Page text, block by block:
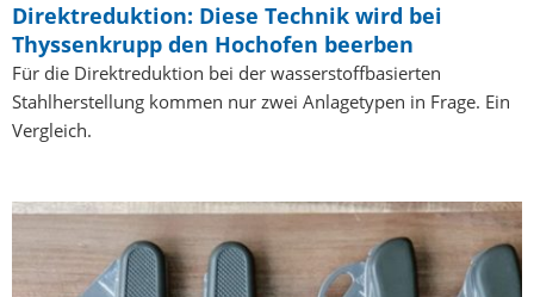
Direktreduktion: Diese Technik wird bei
Thyssenkrupp den Hochofen beerben
Für die Direktreduktion bei der wasserstoffbasierten
Stahlherstellung kommen nur zwei Anlagetypen in Frage. Ein
Vergleich.